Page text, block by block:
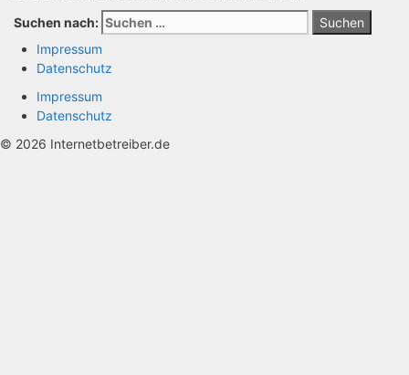
Suchen nach:
Impressum
Datenschutz
Impressum
Datenschutz
© 2026 Internetbetreiber.de